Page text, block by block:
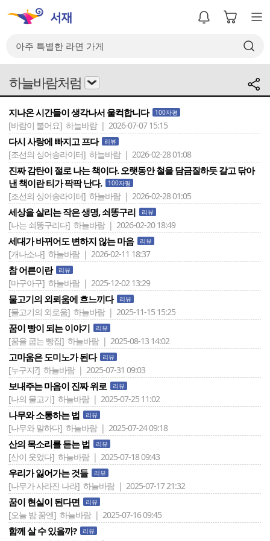
하늘바람처럼
지나온 시간들이 생각나서 울컥합니다 100자평
[바람이 불어요] 하늘바람 | 2026-07-07 15:15
다시 사랑에 빠지고 프다 리뷰
[조선의 싱어송라이터] 하늘바람 | 2026-02-28 01:08
진짜 감탄이 절로 나는 책이다. 오랫동안 철을 담금질하듯 갈고 닦아
낸 책이란 티가 팍팍 난다.
100자평
[조선의 싱어송라이터] 하늘바람 | 2026-02-28 01:05
세상을 살리는 작은 생명, 쇠똥구리 리뷰
[나는 쇠똥구리다] 하늘바람 | 2026-02-20 18:49
세대가 바뀌어도 변하지 않는 마음 리뷰
[개나소나] 하늘바람 | 2026-02-11 18:37
참 어른이란 리뷰
[마구아구] 하늘바람 | 2025-12-02 13:29
물고기의 외뢰움에 흐느끼다 리뷰
[물고기의 외로움] 하늘바람 | 2025-11-15 15:25
꿈이 빵이 되는 이야기 리뷰
[꿈을 굽는 빵집] 하늘바람 | 2025-08-13 14:02
고마움은 도미노가 된다 리뷰
[누구지?] 하늘바람 | 2025-07-31 09:03
보내주는 마음이 진짜 위로 리뷰
[나의 물고기] 하늘바람 | 2025-07-25 11:02
나무와 소통하는 법 리뷰
[나무와 말하다] 하늘바람 | 2025-07-24 09:18
산의 목소리를 듣는 법 리뷰
[산이 웃었다] 하늘바람 | 2025-07-18 09:43
우리가 잃어가는 것들 리뷰
[나무가 사라진 나라] 하늘바람 | 2025-07-17 21:32
꿈이 현실이 된다면 리뷰
[오늘 밤 꿈엔] 하늘바람 | 2025-07-16 09:45
함께 살 수 있을까? 리뷰